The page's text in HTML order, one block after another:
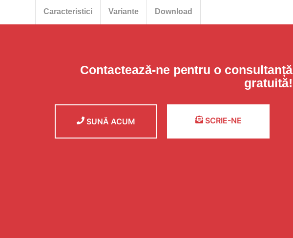
Caracteristici Variante Download
Contactează-ne pentru o consultanță
gratuită!
SUNĂ ACUM SCRIE-NE